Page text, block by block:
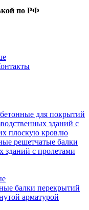
по РФ
для покрытий
зданий с
плоскую кровлю
решетчатые балки
зданий с пролетами
балки перекрытий
арматурой